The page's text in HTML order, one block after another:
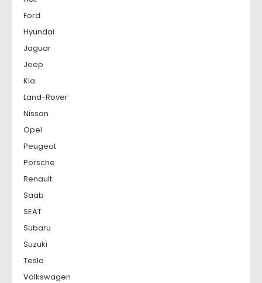
Ford
Hyundai
Jaguar
Jeep
Kia
Land-Rover
Nissan
Opel
Peugeot
Porsche
Renault
Saab
SEAT
Subaru
Suzuki
Tesla
Volkswagen